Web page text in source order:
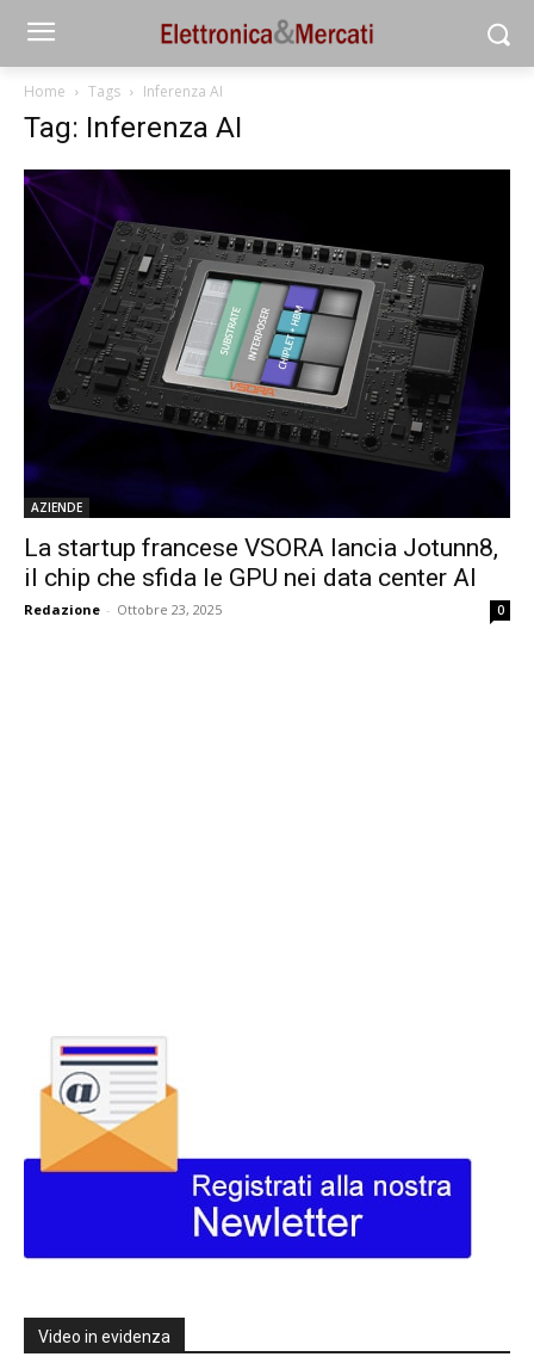
Home Tags Inferenza AI
Tag: Inferenza AI
AZIENDE
La startup francese VSORA lancia Jotunn8,
il chip che sfida le GPU nei data center AI
Redazione - Ottobre 23, 2025 0
Video in evidenza